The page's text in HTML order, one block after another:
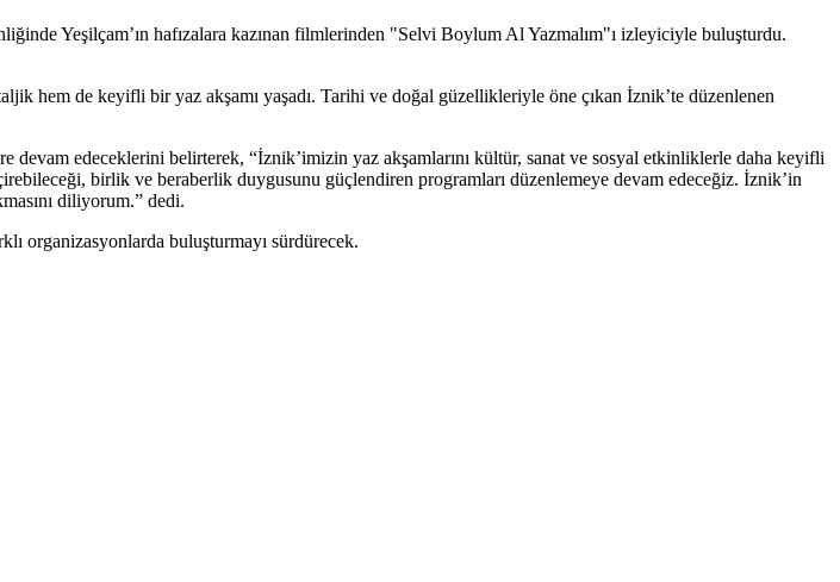
Yeşilçam’ın hafızalara kazınan filmlerinden "Selvi Boylum Al Yazmalım"ı izleyiciyle buluşturdu.
hem de keyifli bir yaz akşamı yaşadı. Tarihi ve doğal güzellikleriyle öne çıkan İznik’te düzenlenen
edeceklerini belirterek, “İznik’imizin yaz akşamlarını kültür, sanat ve sosyal etkinliklerle daha keyifli
birlik ve beraberlik duygusunu güçlendiren programları düzenlemeye devam edeceğiz. İznik’in
diliyorum.” dedi.
organizasyonlarda buluşturmayı sürdürecek.